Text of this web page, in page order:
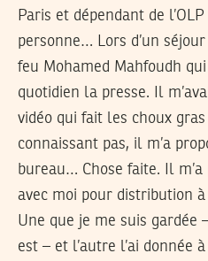
Paris et dépendant de
personne… Lors d’un
feu Mohamed Mahfoudh
quotidien la presse. Il
vidéo qui fait les choux
connaissant pas, il m’a
bureau… Chose faite. Il m’a
avec moi pour distribution à
Une que je me suis gardée
est – et l’autre l’ai donnée